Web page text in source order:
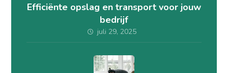
Efficiënte opslag en transport voor jouw
bedrijf
juli 29, 2025